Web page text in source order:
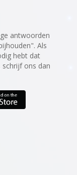
antwoorden
Als
hebt dat
ons dan